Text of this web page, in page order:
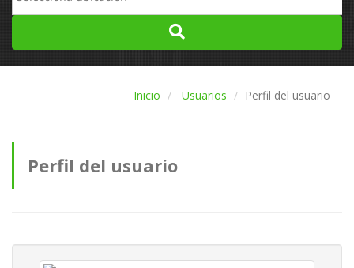
Inicio Usuarios Perfil del usuario
Perfil del usuario